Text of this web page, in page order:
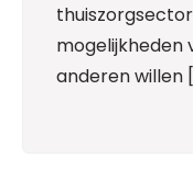
mogelijkheden
anderen willen